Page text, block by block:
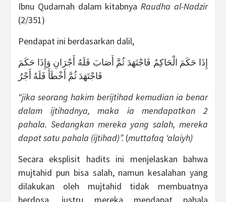
Ibnu Qudamah dalam kitabnyaRaudha al-Nadzir
(2/351)
Pendapat ini berdasarkan dalil,
إِذَا حَكَمَ الْحَاكِمُ فَاجْتَهَدَ ثُمَّ أَصَابَ فَلَهُ أَجْرَانِ وَإِذَا حَكَمَ
فَاجْتَهَدَ ثُمَّ أَخْطَأَ فَلَهُ أَجْرٌ
“jika seorang hakim berijtihad kemudian ia benar
dalam ijtihadnya, maka ia mendapatkan 2
pahala. Sedangkan mereka yang salah, mereka
dapat satu pahala (ijtihad)”. (muttafaq ‘alaiyh)
Secara eksplisit hadits ini menjelaskan bahwa
mujtahid pun bisa salah, namun kesalahan yang
dilakukan oleh mujtahid tidak membuatnya